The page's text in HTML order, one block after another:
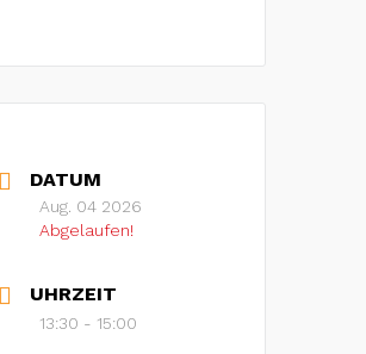
DATUM
Aug. 04 2026
Abgelaufen!
UHRZEIT
13:30 - 15:00